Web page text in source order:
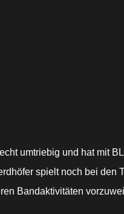
umtriebig und hat mit
spielt noch bei den
Bandaktivitäten